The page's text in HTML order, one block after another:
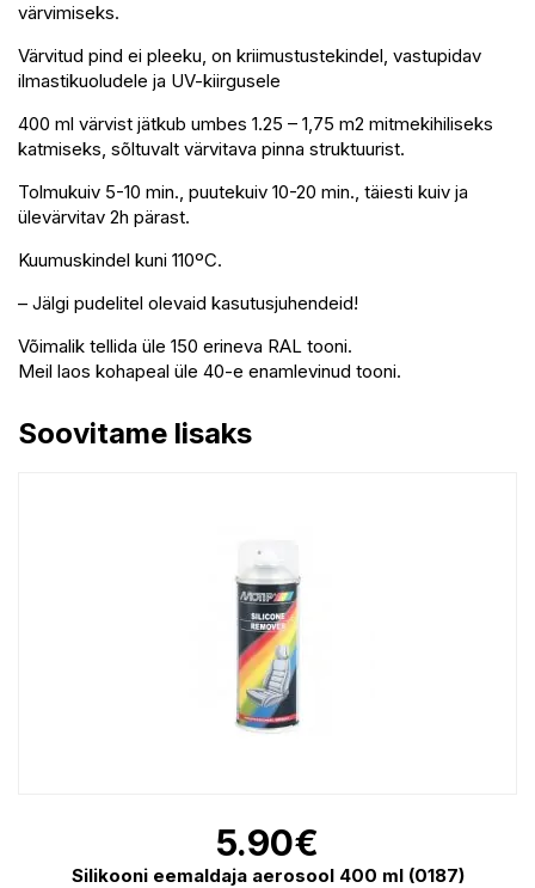
värvimiseks.
Värvitud pind ei pleeku, on kriimustustekindel, vastupidav
ilmastikuoludele ja UV-kiirgusele
400 ml värvist jätkub umbes 1.25 – 1,75 m2 mitmekihiliseks
katmiseks, sõltuvalt värvitava pinna struktuurist.
Tolmukuiv 5-10 min., puutekuiv 10-20 min., täiesti kuiv ja
ülevärvitav 2h pärast.
Kuumuskindel kuni 110ºC.
– Jälgi pudelitel olevaid kasutusjuhendeid!
Võimalik tellida üle 150 erineva RAL tooni.
Meil laos kohapeal üle 40-e enamlevinud tooni.
Soovitame lisaks
5.90€
Silikooni eemaldaja aerosool 400 ml (0187)